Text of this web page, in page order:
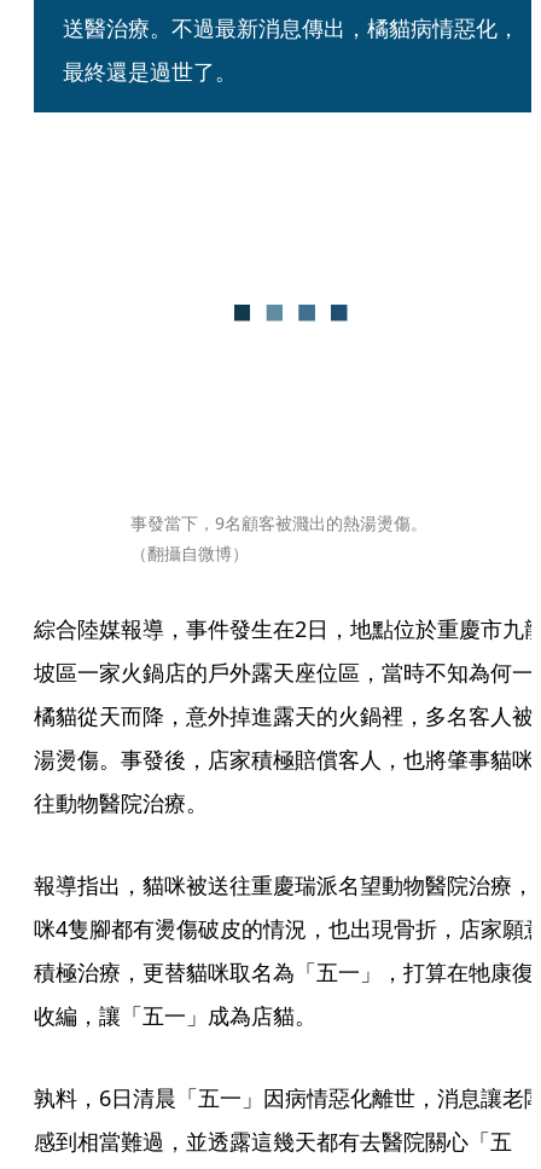
送醫治療。不過最新消息傳出，橘貓病情惡化，
最終還是過世了。
事發當下，9名顧客被濺出的熱湯燙傷。
（翻攝自微博）
綜合陸媒報導，事件發生在2日，地點位於重慶市九
坡區一家火鍋店的戶外露天座位區，當時不知為何一
橘貓從天而降，意外掉進露天的火鍋裡，多名客人被
湯燙傷。事發後，店家積極賠償客人，也將肇事貓咪
往動物醫院治療。
報導指出，貓咪被送往重慶瑞派名望動物醫院治療，
咪4隻腳都有燙傷破皮的情況，也出現骨折，店家願
積極治療，更替貓咪取名為「五一」，打算在牠康復
收編，讓「五一」成為店貓。
孰料，6日清晨「五一」因病情惡化離世，消息讓老
感到相當難過，並透露這幾天都有去醫院關心「五